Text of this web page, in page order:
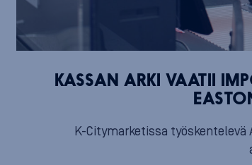
KASSAN ARKI VAATII
K-Citymarketissa